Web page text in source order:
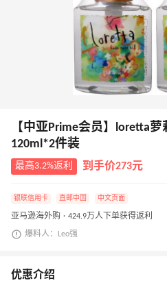
【中亚Prime会员】loretta
120ml*2件装
最高3.2%返利 到手价273元
银联信用卡 直邮中国 中文页面
亚马逊海外购 · 424.9万人下单获得返利
爆料人：Leo强
优惠介绍